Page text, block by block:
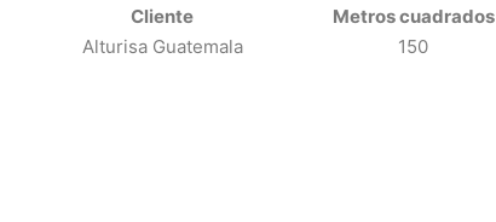
Cliente
Alturisa Guatemala
Metros cuadrados
150